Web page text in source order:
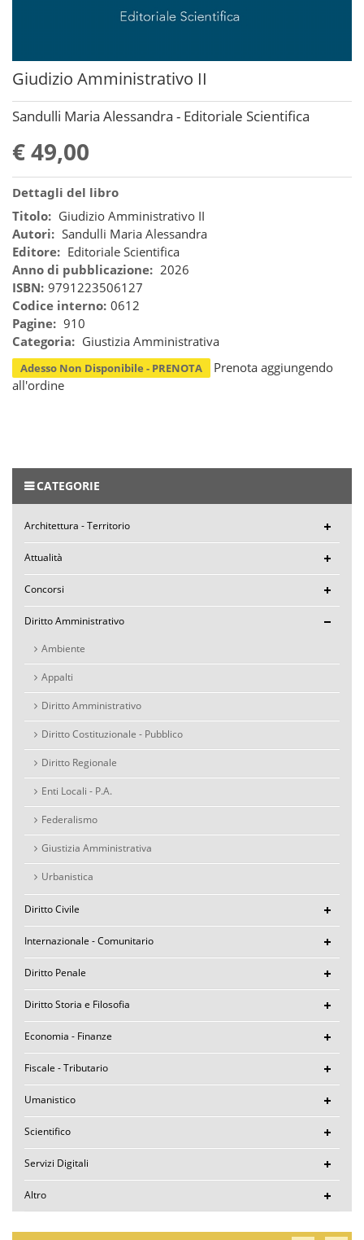
Giudizio Amministrativo II
Sandulli Maria Alessandra - Editoriale Scientifica
€ 49,00
Dettagli del libro
Titolo: Giudizio Amministrativo II
Autori: Sandulli Maria Alessandra
Editore: Editoriale Scientifica
Anno di pubblicazione: 2026
ISBN: 9791223506127
Codice interno: 0612
Pagine: 910
Categoria: Giustizia Amministrativa
Adesso Non Disponibile - PRENOTA
Prenota aggiungendo
all'ordine
CATEGORIE
Architettura - Territorio
Attualità
Concorsi
Diritto Amministrativo
Ambiente
Appalti
Diritto Amministrativo
Diritto Costituzionale - Pubblico
Diritto Regionale
Enti Locali - P.A.
Federalismo
Giustizia Amministrativa
Urbanistica
Diritto Civile
Internazionale - Comunitario
Diritto Penale
Diritto Storia e Filosofia
Economia - Finanze
Fiscale - Tributario
Umanistico
Scientifico
Servizi Digitali
Altro